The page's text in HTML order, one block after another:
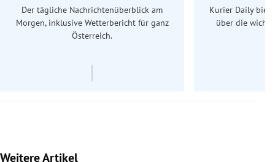
Der tägliche Nachrichtenüberblick am
Morgen, inklusive Wetterbericht für ganz
Österreich.
Kurier Daily
über die
Weitere Artikel